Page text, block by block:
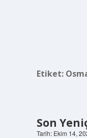
Etiket:
Son
Tarih: Ekim 14,